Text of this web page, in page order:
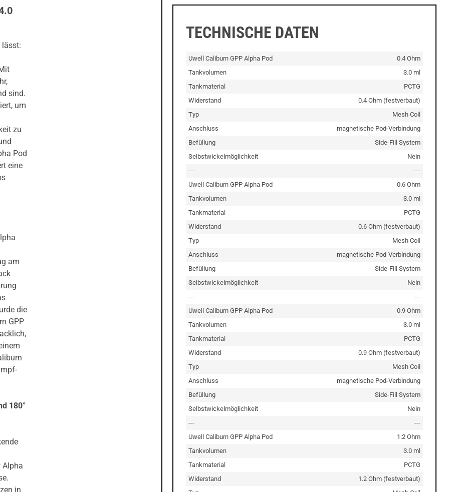
lässt:
sind.
um
zu
Pod
eine
am
die
GPP
180°
Alpha
in
TECHNISCHE DATEN
Uwell Caliburn GPP Alpha Pod
0.4 Ohm
Tankvolumen
3.0 ml
Tankmaterial
PCTG
Widerstand
0.4 Ohm (festverbaut)
Typ
Mesh Coil
Anschluss
magnetische Pod-Verbindung
Befüllung
Side-Fill System
Selbstwickelmöglichkeit
Nein
---
---
Uwell Caliburn GPP Alpha Pod
0.6 Ohm
Tankvolumen
3.0 ml
Tankmaterial
PCTG
Widerstand
0.6 Ohm (festverbaut)
Typ
Mesh Coil
Anschluss
magnetische Pod-Verbindung
Befüllung
Side-Fill System
Selbstwickelmöglichkeit
Nein
---
---
Uwell Caliburn GPP Alpha Pod
0.9 Ohm
Tankvolumen
3.0 ml
Tankmaterial
PCTG
Widerstand
0.9 Ohm (festverbaut)
Typ
Mesh Coil
Anschluss
magnetische Pod-Verbindung
Befüllung
Side-Fill System
Selbstwickelmöglichkeit
Nein
---
---
Uwell Caliburn GPP Alpha Pod
1.2 Ohm
Tankvolumen
3.0 ml
Tankmaterial
PCTG
Widerstand
1.2 Ohm (festverbaut)